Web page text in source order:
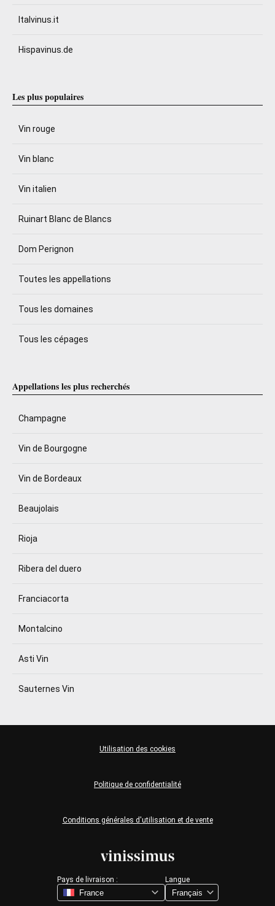
Italvinus.it
Hispavinus.de
Les plus populaires
Vin rouge
Vin blanc
Vin italien
Ruinart Blanc de Blancs
Dom Perignon
Toutes les appellations
Tous les domaines
Tous les cépages
Appellations les plus recherchés
Champagne
Vin de Bourgogne
Vin de Bordeaux
Beaujolais
Rioja
Ribera del duero
Franciacorta
Montalcino
Asti Vin
Sauternes Vin
Pays de livraison : Langue
Conditions générales d'utilisation et de vente
Politique de confidentialité
Utilisation des cookies